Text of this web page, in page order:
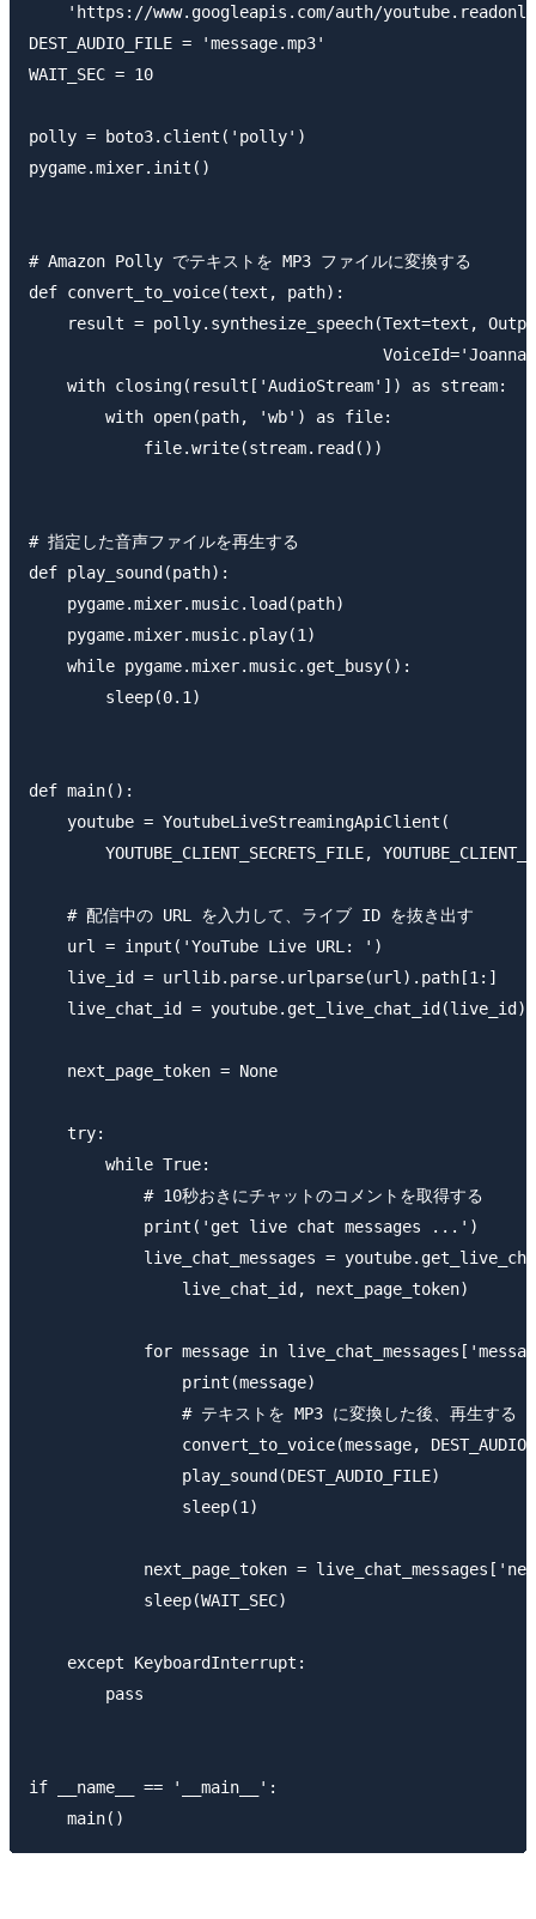
'https://www.googleapis.com/auth/
DEST_AUDIO_FILE = 'message.mp3'
WAIT_SEC = 10
polly = boto3.client('polly')
pygame.mixer.init()
# Amazon Polly でテキストを MP3 ファイルに変換する
def convert_to_voice(text, path):
result = polly.synthesize_speech(Text=text,
    with closing(result['AudioStream']) as stream:
        with open(path, 'wb') as file:
            file.write(stream.read())
# 指定した音声ファイルを再生する
def play_sound(path):
    pygame.mixer.music.load(path)
    pygame.mixer.music.play(1)
    while pygame.mixer.music.get_busy():
        sleep(0.1)
def main():
    youtube = YoutubeLiveStreamingApiClient(
YOUTUBE_CLIENT_SECRETS_FILE,
    # 配信中の URL を入力して、ライブ ID を抜き出す
    url = input('YouTube Live URL: ')
    live_id = urllib.parse.urlparse(url).path[1:]
    live_chat_id = youtube.get_live_chat_id(live_id)
    next_page_token = None
    try:
        while True:
            # 10秒おきにチャットのコメントを取得する
            print('get live chat messages ...')
live_chat_messages =
                live_chat_id, next_page_token)
for message in
                print(message)
                # テキストを MP3 に変換した後、再生する
convert_to_voice(message,
                play_sound(DEST_AUDIO_FILE)
                sleep(1)
next_page_token =
            sleep(WAIT_SEC)
    except KeyboardInterrupt:
        pass
if __name__ == '__main__':